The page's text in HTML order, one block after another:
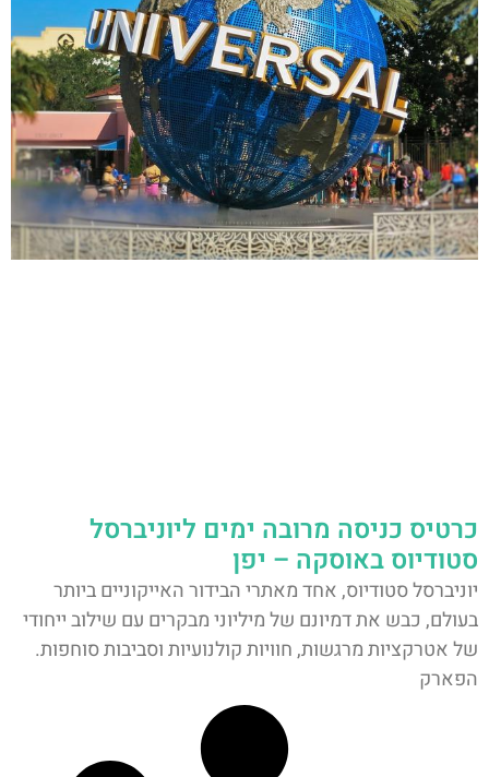
כרטיס כניסה מרובה ימים ליוניברסל
סטודיוס באוסקה – יפן
יוניברסל סטודיוס, אחד מאתרי הבידור האייקוניים ביותר
בעולם, כבש את דמיונם של מיליוני מבקרים עם שילוב ייחודי
של אטרקציות מרגשות, חוויות קולנועיות וסביבות סוחפות.
הפארק